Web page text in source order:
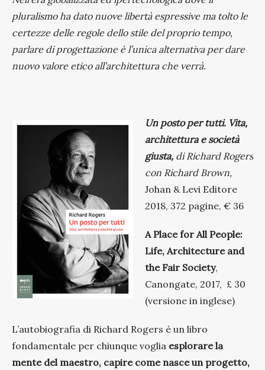
pluralismo ha dato nuove libertà espressive ma tolto le
certezze delle regole dello stile del proprio tempo,
parlare di progettazione è l’unica alternativa per dare
nuovo valore etico all’architettura che verrà.
Un posto per tutti. Vita,
architettura e società
giusta, di Richard Rogers
con Richard Brown,
Johan & Levi Editore
2018, 372 pagine, € 36
A Place for All People:
Life, Architecture and
the Fair Society,
Canongate, 2017, £ 30
(versione in inglese)
L’autobiografia di Richard Rogers è un libro
fondamentale per chiunque voglia esplorare la
mente del maestro, capire come nasce un progetto,